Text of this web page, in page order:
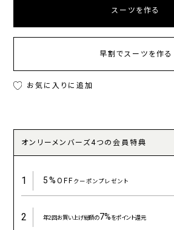
スーツを作る
早割でスーツを作る
お気に入りに追加
オンリーメンバーズ4つの会員特典
1 5%OFFクーポンプレゼント
2 年2回お買い上げ総額の7%をポイント還元